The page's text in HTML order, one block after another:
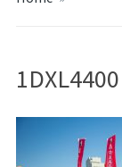
1DXL4400